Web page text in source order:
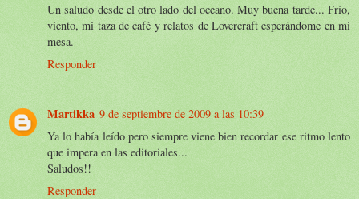
Un saludo desde el otro lado del oceano. Muy buena tarde... Frío,
viento, mi taza de café y relatos de Lovercraft esperándome en mi
mesa.
Responder
Martikka 9 de septiembre de 2009 a las 10:39
Ya lo había leído pero siempre viene bien recordar ese ritmo lento
que impera en las editoriales...
Saludos!!
Responder